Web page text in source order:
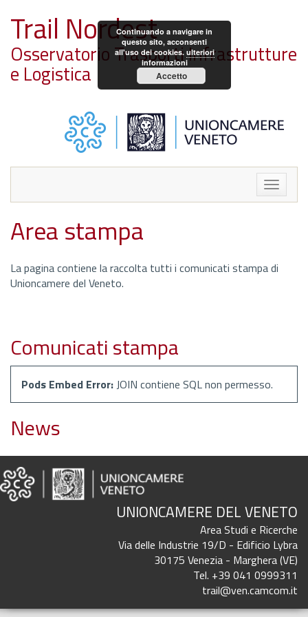
Trail Nordest
Osservatorio Trasporti Infrastrutture
e Logistica
Toggle
Area stampa
La pagina contiene la raccolta tutti i comunicati stampa di
Unioncamere del Veneto.
Comunicati stampa
Pods Embed Error:JOIN contiene SQL non permesso.
News
UNIONCAMERE DEL VENETO
Area Studi e Ricerche
Via delle Industrie 19/D - Edificio Lybra
30175 Venezia - Marghera (VE)
Tel. +39 041 0999311
trail@ven.camcom.it
Continuando a navigare in
questo sito, acconsenti
all'uso dei cookies. ulteriori
informazioni
Accetto